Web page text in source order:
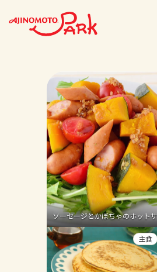
ソーセージとかぼちゃのホット
主食